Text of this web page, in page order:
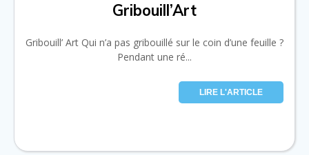
Gribouill’Art
Gribouill’ Art Qui n’a pas gribouillé sur le coin d’une feuille ?
Pendant une ré...
LIRE L'ARTICLE